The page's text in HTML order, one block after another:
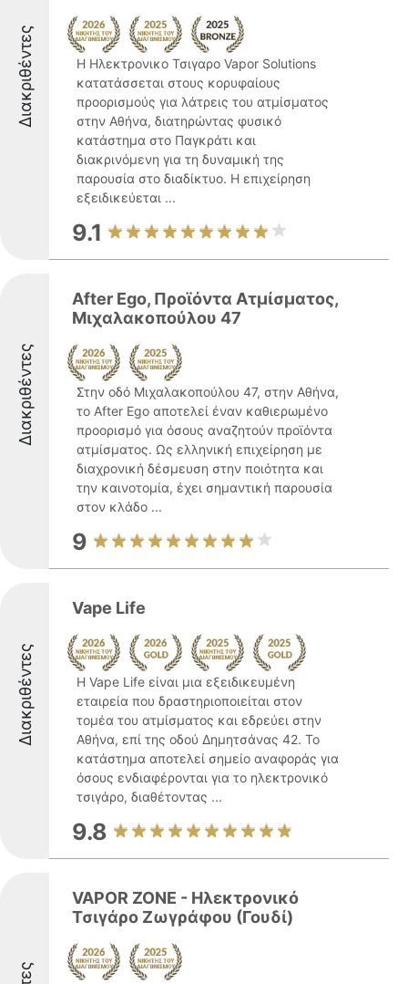
Διακριθέντες
Η Ηλεκτρονικο Τσιγαρο Vapor Solutions
κατατάσσεται στους κορυφαίους
προορισμούς για λάτρεις του ατμίσματος
στην Αθήνα, διατηρώντας φυσικό
κατάστημα στο Παγκράτι και
διακρινόμενη για τη δυναμική της
παρουσία στο διαδίκτυο. Η επιχείρηση
εξειδικεύεται ...
9.1
Διακριθέντες
After Ego, Προϊόντα Ατμίσματος,
Μιχαλακοπούλου 47
Στην οδό Μιχαλακοπούλου 47, στην Αθήνα,
το After Ego αποτελεί έναν καθιερωμένο
προορισμό για όσους αναζητούν προϊόντα
ατμίσματος. Ως ελληνική επιχείρηση με
διαχρονική δέσμευση στην ποιότητα και
την καινοτομία, έχει σημαντική παρουσία
στον κλάδο ...
9
Διακριθέντες
Vape Life
Η Vape Life είναι μια εξειδικευμένη
εταιρεία που δραστηριοποιείται στον
τομέα του ατμίσματος και εδρεύει στην
Αθήνα, επί της οδού Δημητσάνας 42. Το
κατάστημα αποτελεί σημείο αναφοράς για
όσους ενδιαφέρονται για το ηλεκτρονικό
τσιγάρο, διαθέτοντας ...
9.8
VAPOR ZONE - Ηλεκτρονικό
Τσιγάρο Ζωγράφου (Γουδί)